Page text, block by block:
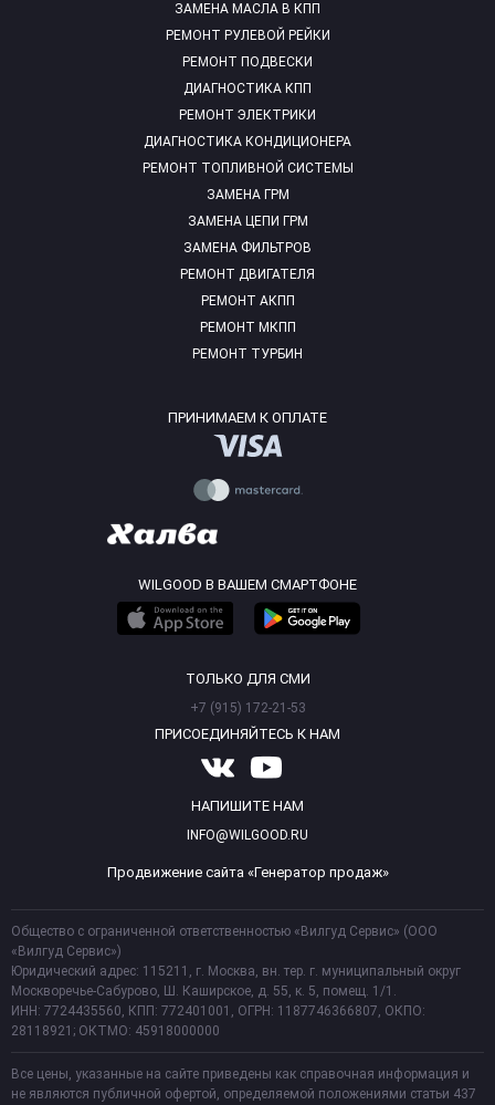
ЗАМЕНА МАСЛА В КПП
РЕМОНТ РУЛЕВОЙ РЕЙКИ
РЕМОНТ ПОДВЕСКИ
ДИАГНОСТИКА КПП
РЕМОНТ ЭЛЕКТРИКИ
ДИАГНОСТИКА КОНДИЦИОНЕРА
РЕМОНТ ТОПЛИВНОЙ СИСТЕМЫ
ЗАМЕНА ГРМ
ЗАМЕНА ЦЕПИ ГРМ
ЗАМЕНА ФИЛЬТРОВ
РЕМОНТ ДВИГАТЕЛЯ
РЕМОНТ АКПП
РЕМОНТ МКПП
РЕМОНТ ТУРБИН
ПРИНИМАЕМ К ОПЛАТЕ
WILGOOD В ВАШЕМ СМАРТФОНЕ
ТОЛЬКО ДЛЯ СМИ
+7 (915) 172-21-53
ПРИСОЕДИНЯЙТЕСЬ К НАМ
НАПИШИТЕ НАМ
INFO@WILGOOD.RU
Продвижение сайта «Генератор продаж»
Общество с ограниченной ответственностью «Вилгуд Сервис» (ООО
«Вилгуд Сервис»)
Юридический адрес: 115211, г. Москва, вн. тер. г. муниципальный округ
Москворечье-Сабурово, Ш. Каширское, д. 55, к. 5, помещ. 1/1.
ИНН: 7724435560, КПП: 772401001, ОГРН: 1187746366807, ОКПО:
28118921; ОКТМО: 45918000000
Все цены, указанные на сайте приведены как справочная информация и
не являются публичной офертой, определяемой положениями статьи 437